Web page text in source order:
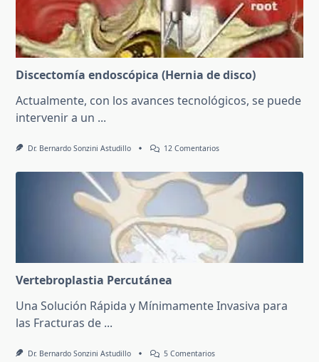
Discectomía endoscópica (Hernia de disco)
Actualmente, con los avances tecnológicos, se puede
intervenir a un ...
Dr. Bernardo Sonzini Astudillo 12 ComentariosEn
(Hernia
De
Disco)
Vertebroplastia Percutánea
Una Solución Rápida y Mínimamente Invasiva para
las Fracturas de ...
Dr. Bernardo Sonzini Astudillo 5 ComentariosEn